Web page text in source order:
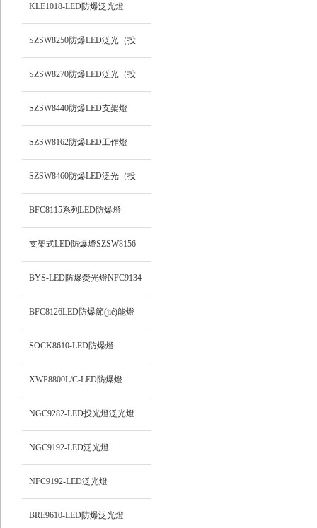
支架式
KLE1018-LED防爆泛光燈
SZSW8250防爆LED泛光（投
光）工作燈
SZSW8270防爆LED泛光（投
光）燈
SZSW8440防爆LED支架燈
SZSW8162防爆LED工作燈
SZSW8460防爆LED泛光（投
光）工作燈
BFC8115系列LED防爆燈
支架式LED防爆燈SZSW8156
BYS-LED防爆熒光燈NFC9134
BFC8126LED防爆節(jié)能燈
SOCK8610-LED防爆燈
XWP8800L/C-LED防爆燈
NGC9282-LED投光燈泛光燈
NGC9192-LED泛光燈
NFC9192-LED泛光燈
BRE9610-LED防爆泛光燈